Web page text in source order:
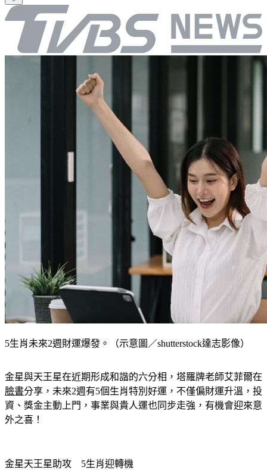
5生肖未來2週財運爆發。（示意圖／shutterstock達志影像）
金星與天王星在近期形成和諧的六分相，塔羅牌老師艾菲爾在
臉書分享，未來2週有5個生肖特別好運，不僅偏財運升溫，投
資、獎金主動上門，事業與貴人運也同步走強，有機會迎來意
外之喜！
金星天王星助攻　5生肖迎轉機